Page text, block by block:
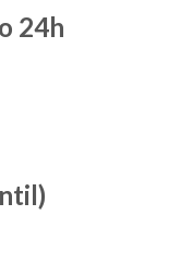
24h